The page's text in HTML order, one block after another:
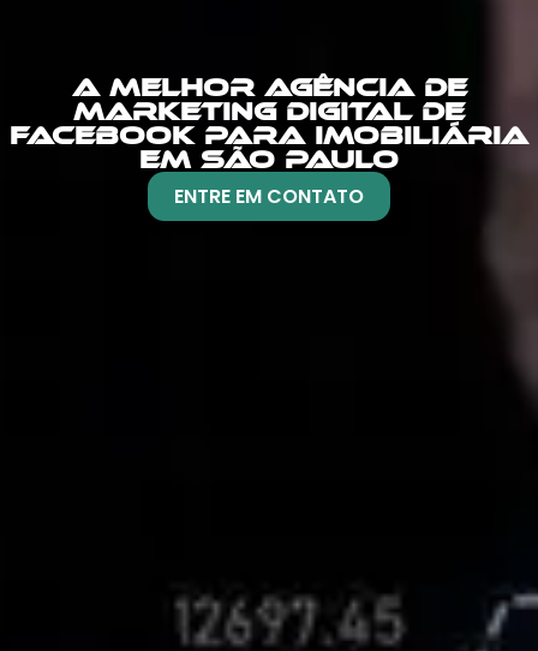
A MELHOR AGÊNCIA DE
MARKETING DIGITAL DE
FACEBOOK PARA IMOBILIÁRIA
EM SÃO PAULO
ENTRE EM CONTATO